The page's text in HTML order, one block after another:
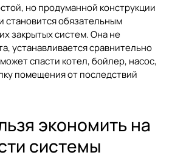
но продуманной конструкции
становится обязательным
закрытых систем. Она не
устанавливается сравнительно
спасти котел, бойлер, насос,
помещения от последствий
экономить на
системы